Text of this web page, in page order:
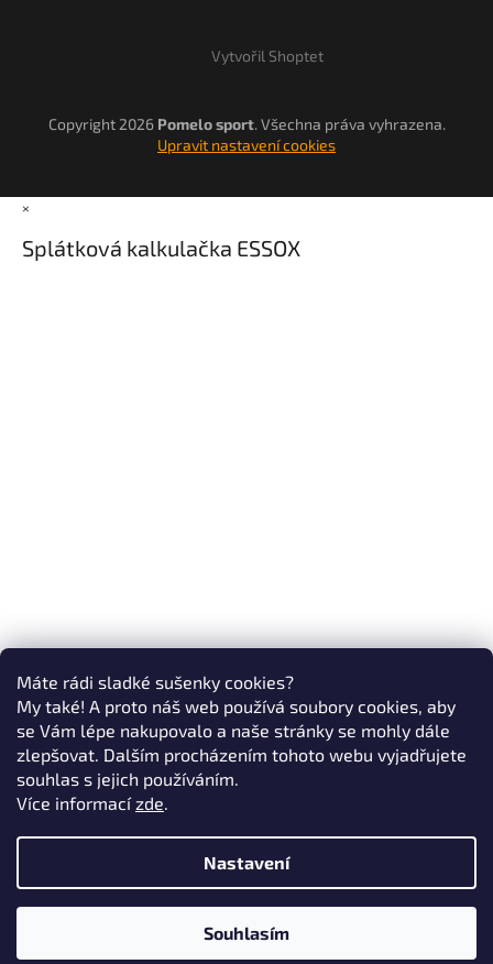
Máte rádi sladké sušenky cookies?
My také! A proto náš web používá soubory cookies, aby
se Vám lépe nakupovalo a naše stránky se mohly dále
zlepšovat. Dalším procházením tohoto webu vyjadřujete
souhlas s jejich používáním.
Více informacízde.
Nastavení
Souhlasím
Vytvořil Shoptet
Copyright 2026 Pomelo sport. Všechna práva vyhrazena.
Upravit nastavení cookies
×
Splátková kalkulačka ESSOX